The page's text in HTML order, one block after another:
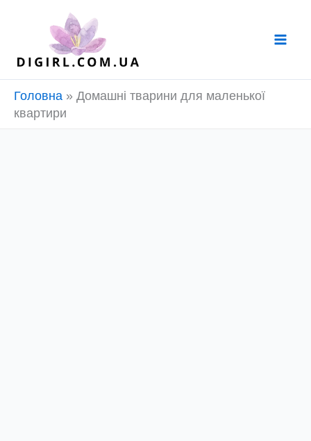
Головна » Домашні тварини для маленької
квартири